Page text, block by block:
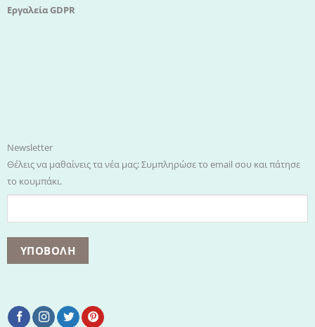
Εργαλεία GDPR
Newsletter
Θέλεις να μαθαίνεις τα νέα μας; Συμπληρώσε το email σου και πάτησε
το κουμπάκι.